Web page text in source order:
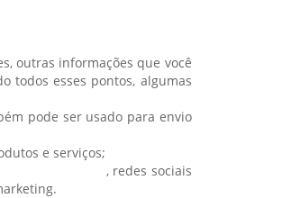
outras informações que você
todos esses pontos, algumas
pode ser usado para envio
e serviços;
, redes sociais